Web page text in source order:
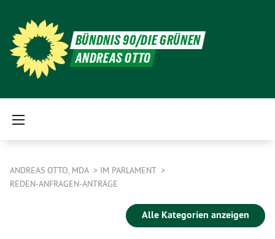
BÜNDNIS 90/DIE GRÜNEN
ANDREAS OTTO
ANDREAS OTTO, MDA
IM PARLAMENT
REDEN-ANFRAGEN-ANTRÄGE
Alle Kategorien anzeigen